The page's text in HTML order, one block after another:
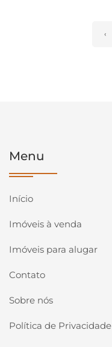
‹
Menu
Início
Imóveis à venda
Imóveis para alugar
Contato
Sobre nós
Política de Privacidade